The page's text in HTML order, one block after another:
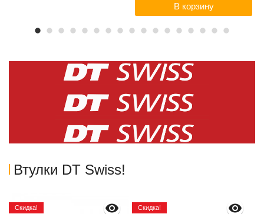
В корзину
Втулки DT Swiss!
Скидка!
Скидка!